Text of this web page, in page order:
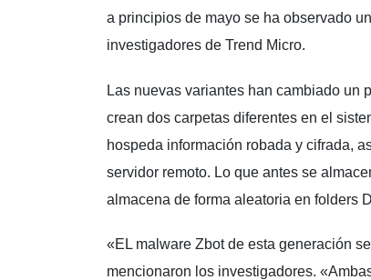
a principios de mayo se ha observado
investigadores de Trend Micro.
Las nuevas variantes han cambiado un
crean dos carpetas diferentes en el
hospeda información robada y cifrada,
servidor remoto. Lo que antes se
almacena de forma aleatoria en folders
«EL malware Zbot de esta generación
mencionaron los investigadores.